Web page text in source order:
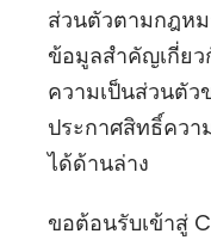
ส่วนตัวตามกฎห
ข้อมูลสำคัญเกี่ย
ความเป็นส่วนตัว
ประกาศสิทธิ์ควา
ได้ด้านล่าง
ขอต้อนรับเข้าสู่